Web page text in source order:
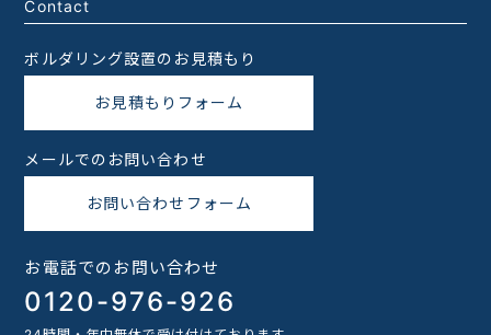
Contact
ボルダリング設置のお見積もり
お見積もりフォーム
メールでのお問い合わせ
お問い合わせフォーム
お電話でのお問い合わせ
0120-976-926